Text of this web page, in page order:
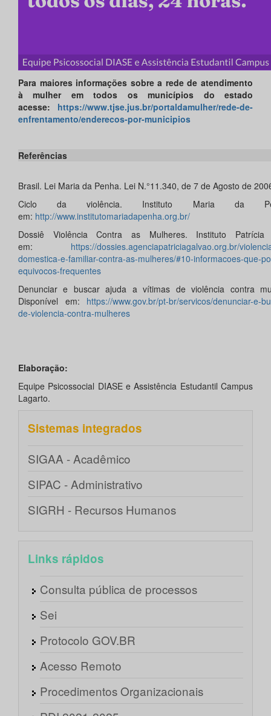
Para maiores informações sobre a rede de atendimento
à mulher em todos os municípios do estado
acesse: https://www.tjse.jus.br/portaldamulher/rede-de-
enfrentamento/enderecos-por-municipios
Referências
Brasil. Lei Maria da Penha. Lei N.°11.340, de 7 de Agosto de
Ciclo da violência. Instituto Maria da
em: http://www.institutomariadapenha.org.br/
Dossiê Violência Contra as Mulheres. Instituto Patrícia
em: https://dossies.agenciapatriciagalvao.org.br/
domestica-e-familiar-contra-as-mulheres/#10-informacoes-que-
equivocos-frequentes
Denunciar e buscar ajuda a vítimas de violência contra
Disponível em: https://www.gov.br/pt-br/servicos/denunciar-e-
de-violencia-contra-mulheres
Elaboração:
Equipe Psicossocial DIASE e Assistência Estudantil Campus
Lagarto.
Sistemas integrados
SIGAA - Acadêmico
SIPAC - Administrativo
SIGRH - Recursos Humanos
Links rápidos
Consulta pública de processos
Sei
Protocolo GOV.BR
Acesso Remoto
Procedimentos Organizacionais